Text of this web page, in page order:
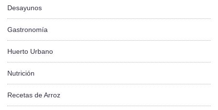
Desayunos
Gastronomía
Huerto Urbano
Nutrición
Recetas de Arroz